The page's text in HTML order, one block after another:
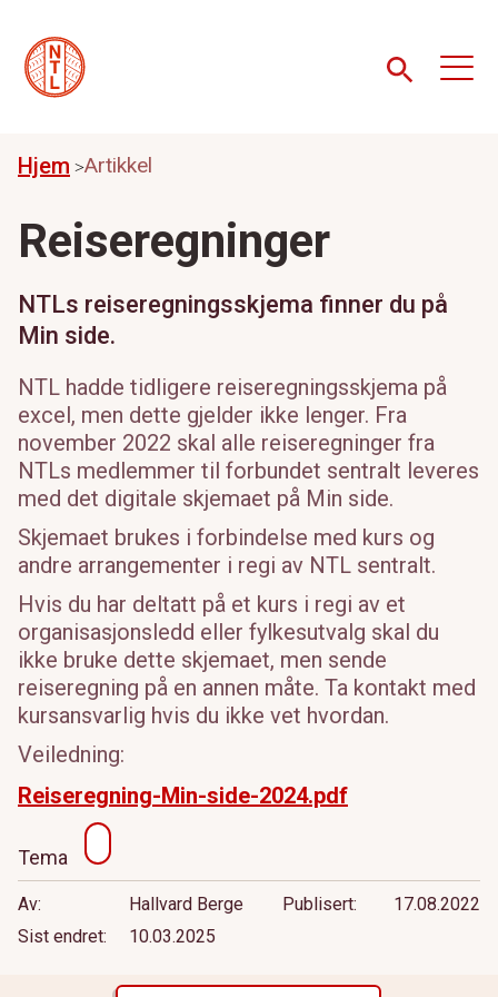
Hjem Artikkel
Reiseregninger
NTLs reiseregningsskjema finner du på
Min side.
NTL hadde tidligere reiseregningsskjema på
excel, men dette gjelder ikke lenger. Fra
november 2022 skal alle reiseregninger fra
NTLs medlemmer til forbundet sentralt leveres
med det digitale skjemaet på Min side.
Skjemaet brukes i forbindelse med kurs og
andre arrangementer i regi av NTL sentralt.
Hvis du har deltatt på et kurs i regi av et
organisasjonsledd eller fylkesutvalg skal du
ikke bruke dette skjemaet, men sende
reiseregning på en annen måte. Ta kontakt med
kursansvarlig hvis du ikke vet hvordan.
Veiledning:
Reiseregning-Min-side-2024.pdf
Tema
Av Hallvard Berge Publisert
17.08.2022
Sist endret
10.03.2025